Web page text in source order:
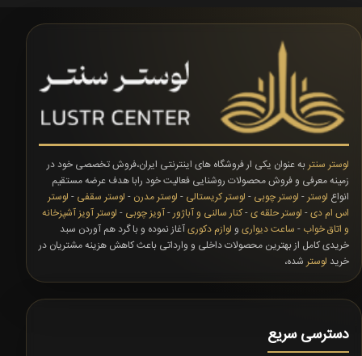
لوستر سنتر به عنوان یکی ار فروشگاه های اینترنتی ایران،فروش تخصصی خود در
زمینه معرفی و فروش محصولات روشنایی فعالیت خود رابا هدف عرضه مستقیم
انواع لوستر - لوستر چوبی - لوستر کریستالی - لوستر مدرن - لوستر سقفی - لوستر
اس ام دی- لوستر حلقه ی-کنار سالنی و آباژور-آویز چوبی - لوستر آویز آشپزخانه
و اتاق خواب - ساعت دیواری و لوازم دکوریآغاز نموده و با گرد هم آوردن سبد
خریدی کامل از بهترین محصولات داخلی و وارداتی باعث کاهش هزینه مشتریان در
خرید لوستر شده،
دسترسی سریع